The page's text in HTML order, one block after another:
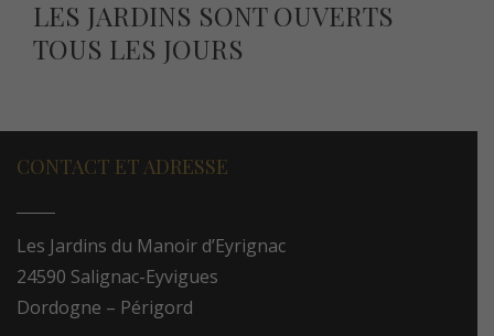
LES JARDINS SONT OUVERTS
TOUS LES JOURS
CONTACT ET ADRESSE
Les Jardins du Manoir d’Eyrignac
24590 Salignac-Eyvigues
Dordogne – Périgord